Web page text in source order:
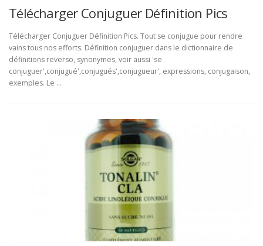
Télécharger Conjuguer Définition Pics
Télécharger Conjuguer Définition Pics. Tout se conjugue pour rendre
vains tous nos efforts. Définition conjuguer dans le dictionnaire de
définitions reverso, synonymes, voir aussi 'se
conjuguer',conjugué',conjugués',conjugueur', expressions, conjugaison,
exemples. Le …